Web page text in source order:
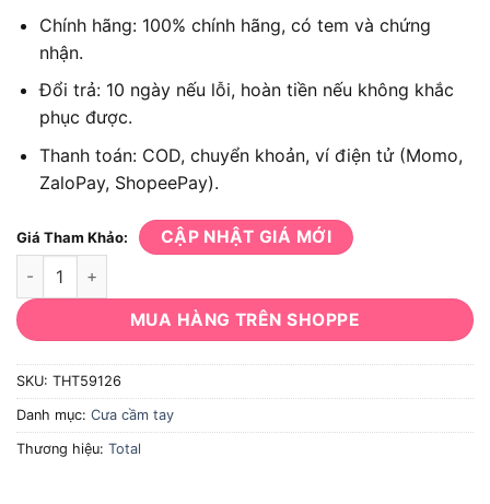
Chính hãng: 100% chính hãng, có tem và chứng
nhận.
Đổi trả: 10 ngày nếu lỗi, hoàn tiền nếu không khắc
phục được.
Thanh toán: COD, chuyển khoản, ví điện tử (Momo,
ZaloPay, ShopeePay).
Giá Tham Khảo: CẬP NHẬT GIÁ MỚI
Hộp cưa và lưỡi 355mm Total THT59126 số lượng
MUA HÀNG TRÊN SHOPPE
SKU: THT59126
Danh mục: Cưa cầm tay
Thương hiệu: Total